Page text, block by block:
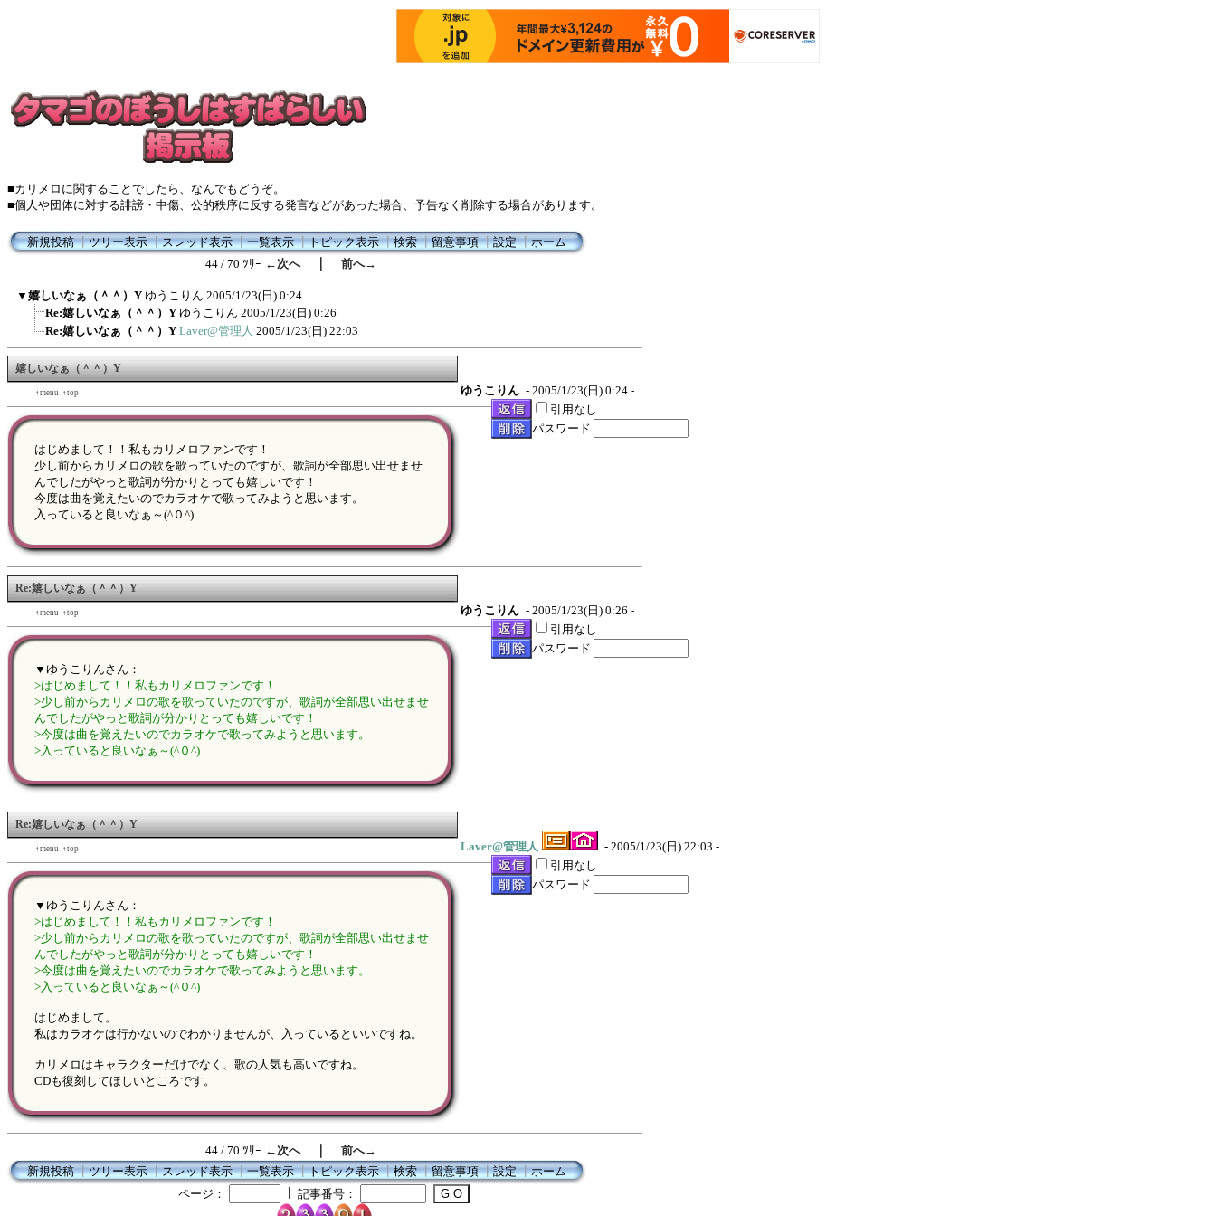
■カリメロに関することでしたら、なんでもどうぞ。
■個人や団体に対する誹謗・中傷、公的秩序に反する発言などがあった場合、予告なく削除する場合があります。
新規投稿┃ツリー表示┃スレッド表示┃一覧表示┃トピック表示┃検索┃留意事項┃設定┃ホーム
44 / 70 ﾂﾘｰ ←次へ｜ 前へ→
▼ 嬉しいなぁ（＾＾）Y ゆうこりん 2005/1/23(日) 0:24
Re:嬉しいなぁ（＾＾）Y ゆうこりん 2005/1/23(日) 0:26
Re:嬉しいなぁ（＾＾）Y Laver@管理人 2005/1/23(日) 22:03
嬉しいなぁ（＾＾）Y
↑menu ↑top ゆうこりん - 2005/1/23(日) 0:24 -
引用なし
パスワード
はじめまして！！私もカリメロファンです！
少し前からカリメロの歌を歌っていたのですが、歌詞が全部思い出せませ
んでしたがやっと歌詞が分かりとっても嬉しいです！
今度は曲を覚えたいのでカラオケで歌ってみようと思います。
入っていると良いなぁ～(^０^)
Re:嬉しいなぁ（＾＾）Y
↑menu ↑top ゆうこりん - 2005/1/23(日) 0:26 -
引用なし
パスワード
▼ゆうこりんさん：
>はじめまして！！私もカリメロファンです！
>少し前からカリメロの歌を歌っていたのですが、歌詞が全部思い出せませ
んでしたがやっと歌詞が分かりとっても嬉しいです！
>今度は曲を覚えたいのでカラオケで歌ってみようと思います。
>入っていると良いなぁ～(^０^)
Re:嬉しいなぁ（＾＾）Y
↑menu ↑top Laver@管理人
- 2005/1/23(日) 22:03 -
引用なし
パスワード
▼ゆうこりんさん：
>はじめまして！！私もカリメロファンです！
>少し前からカリメロの歌を歌っていたのですが、歌詞が全部思い出せませ
んでしたがやっと歌詞が分かりとっても嬉しいです！
>今度は曲を覚えたいのでカラオケで歌ってみようと思います。
>入っていると良いなぁ～(^０^)
はじめまして。
私はカラオケは行かないのでわかりませんが、入っているといいですね。
カリメロはキャラクターだけでなく、歌の人気も高いですね。
CDも復刻してほしいところです。
44 / 70 ﾂﾘｰ ←次へ｜ 前へ→
新規投稿┃ツリー表示┃スレッド表示┃一覧表示┃トピック表示┃検索┃留意事項┃設定┃ホーム
ページ：
記事番号：